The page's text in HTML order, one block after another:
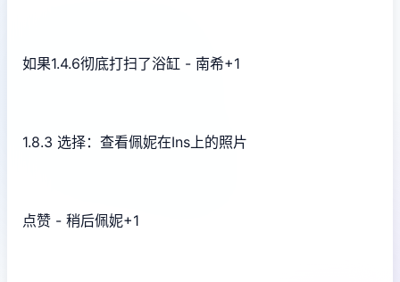
如果1.4.6彻底打扫了浴缸 - 南希+1
1.8.3 选择：查看佩妮在Ins上的照片
点赞 - 稍后佩妮+1